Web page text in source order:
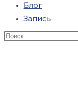
Блог
Запись